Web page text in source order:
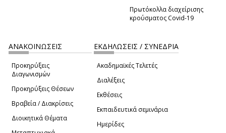
Πρωτόκολλα διαχείρισης
κρούσματος Covid-19
ΑΝΑΚΟΙΝΩΣΕΙΣ
Προκηρύξεις
Διαγωνισμών
Προκηρύξεις Θέσεων
Βραβεία / Διακρίσεις
Διοικητικά Θέματα
ΕΚΔΗΛΩΣΕΙΣ / ΣΥΝΕΔΡΙΑ
Ακαδημαϊκές Τελετές
Διαλέξεις
Εκθέσεις
Εκπαιδευτικά σεμινάρια
Ημερίδες